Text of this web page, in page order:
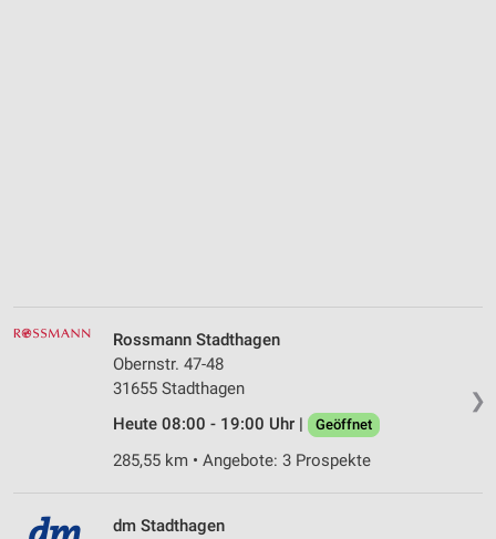
❯
Rossmann Stadthagen
Obernstr. 47-48
31655 Stadthagen
Heute 08:00 - 19:00 Uhr |
Geöffnet
285,55 km • Angebote: 3 Prospekte
dm Stadthagen